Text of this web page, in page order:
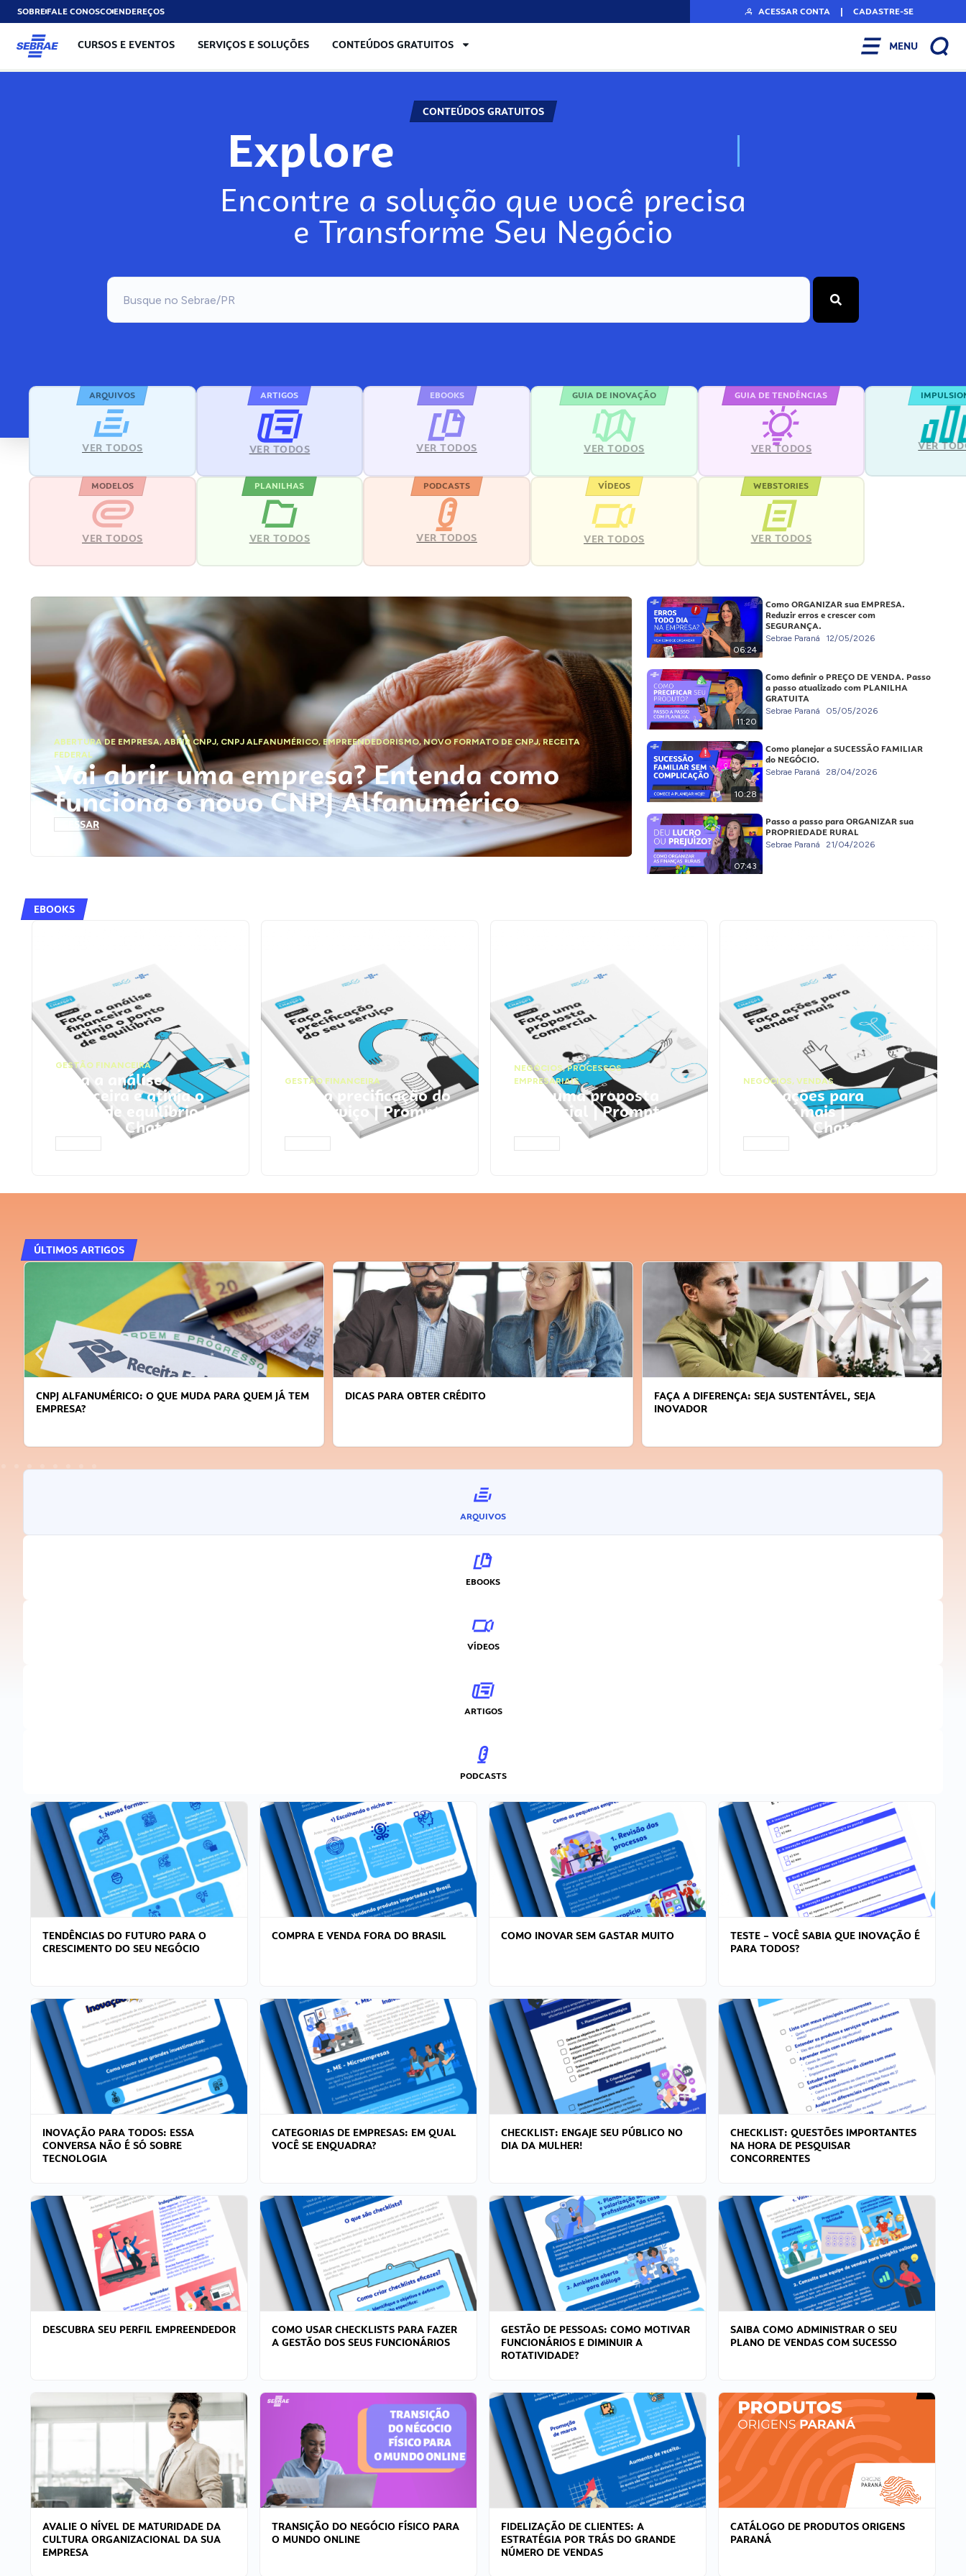
SOBREFALE CONOSCOENDEREÇOS ACESSAR CONTA | CADASTRE-SE
CURSOS E EVENTOS SERVIÇOS E SOLUÇÕES CONTEÚDOS GRATUITOS MENU
CONTEÚDOS GRATUITOS
Explore N
Encontre a solução que você precisa
e Transforme Seu Negócio
ARQUIVOS
VER TODOS
ARTIGOS
VER TODOS
EBOOKS
VER TODOS
GUIA DE INOVAÇÃO
VER TODOS
GUIA DE TENDÊNCIAS
VER TODOS VER
MODELOS
VER TODOS
PLANILHAS
VER TODOS
PODCASTS
VER TODOS
VÍDEOS
VER TODOS
WEBSTORIES
VER TODOS
ABERTURA DE EMPRESA,ABRIR CNPJ, CNPJ ALFANUMÉRICO, EMPREENDEDORISMO,NOVO FORMATO DE CNPJ,RECEITA
FEDERAL
Vai abrir uma empresa? Entenda como
funciona o novo CNPJ Alfanumérico
ACESSAR
06:24
Como ORGANIZAR sua EMPRESA.
Reduzir erros e crescer com
SEGURANÇA.
Sebrae Paraná 12/05/2026
11:20
Como definir o PREÇO DE VENDA. Passo
a passo atualizado com PLANILHA
GRATUITA
Sebrae Paraná 05/05/2026
10:28
Como planejar a SUCESSÃO FAMILIAR
do NEGÓCIO.
Sebrae Paraná 28/04/2026
07:43
Passo a passo para ORGANIZAR sua
PROPRIEDADE RURAL
Sebrae Paraná 21/04/2026
EBOOKS
GESTÃO FINANCEIRA
Faça a análise
financeira e atinja o
ponto de equilíbrio |
Prompts ChatGPT
GESTÃO FINANCEIRA
Faça a precificação do
seu serviço | Prompts
ChatGPT
NEGÓCIOS,PROCESSOS
EMPRESARIAIS
Faça uma proposta
comercial | Prompts
ChatGPT
NEGÓCIOS, VENDAS
Faça ações para
vender mais |
Prompts ChatGPT
ÚLTIMOS ARTIGOS
DICAS PARA OBTER CRÉDITO
FAÇA A DIFERENÇA: SEJA SUSTENTÁVEL, SEJA
APRENDA A GERENCIAR O SEU TEMPO
ARQUIVOS
EBOOKS
VÍDEOS
ARTIGOS
PODCASTS
TENDÊNCIAS DO FUTURO PARA O
CRESCIMENTO DO SEU NEGÓCIO
COMPRA E VENDA FORA DO BRASIL COMO INOVAR SEM GASTAR MUITO
TESTE – VOCÊ SABIA QUE INOVAÇÃO É
PARA TODOS?
INOVAÇÃO PARA TODOS: ESSA
CONVERSA NÃO É SÓ SOBRE
TECNOLOGIA
CATEGORIAS DE EMPRESAS: EM QUAL
VOCÊ SE ENQUADRA?
CHECKLIST: ENGAJE SEU PÚBLICO NO
DIA DA MULHER!
CHECKLIST: QUESTÕES IMPORTANTES
NA HORA DE PESQUISAR
CONCORRENTES
DESCUBRA SEU PERFIL EMPREENDEDOR
COMO USAR CHECKLISTS PARA FAZER
A GESTÃO DOS SEUS FUNCIONÁRIOS
GESTÃO DE PESSOAS: COMO MOTIVAR
FUNCIONÁRIOS E DIMINUIR A
ROTATIVIDADE?
SAIBA COMO ADMINISTRAR O SEU
PLANO DE VENDAS COM SUCESSO
AVALIE O NÍVEL DE MATURIDADE DA
CULTURA ORGANIZACIONAL DA SUA
EMPRESA
TRANSIÇÃO DO NEGÓCIO FÍSICO PARA
O MUNDO ONLINE
FIDELIZAÇÃO DE CLIENTES: A
ESTRATÉGIA POR TRÁS DO GRANDE
NÚMERO DE VENDAS
CATÁLOGO DE PRODUTOS ORIGENS
PARANÁ